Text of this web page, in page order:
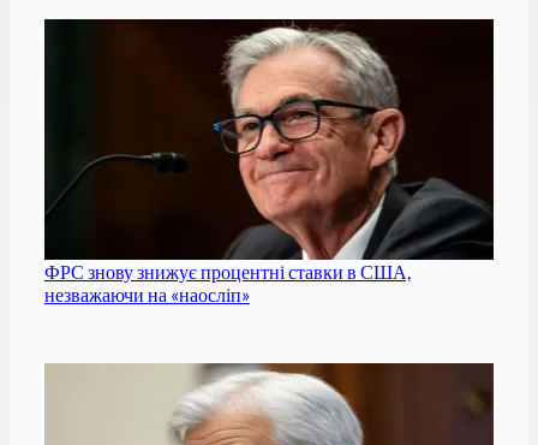
ФРС знову знижує процентні ставки в США,
незважаючи на «наосліп»